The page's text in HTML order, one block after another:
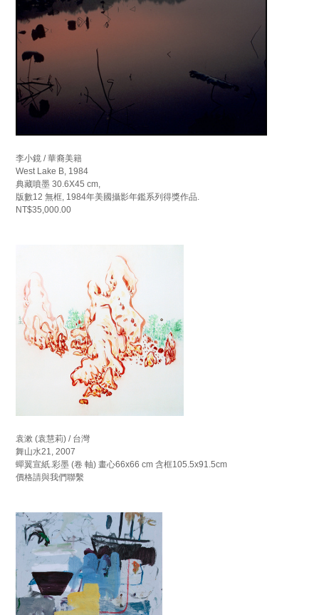
李小鏡 / 華裔美籍
West Lake B, 1984
典藏噴墨 30.6X45 cm,
版數12 無框, 1984年美國攝影年鑑系列得獎作品.
NT$35,000.00
袁漱 (袁慧莉) / 台灣
舞山水21, 2007
蟬翼宣紙.彩墨 (卷 軸) 畫心66x66 cm 含框105.5x91.5cm
價格請與我們聯繫